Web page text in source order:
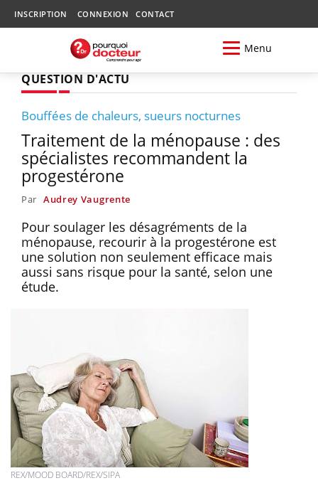
INSCRIPTION CONNEXION CONTACT
Menu
QUESTION D'ACTU
Bouffées de chaleurs, sueurs nocturnes
Traitement de la ménopause : des
spécialistes recommandent la
progestérone
Par Audrey Vaugrente
Pour soulager les désagréments de la
ménopause, recourir à la progestérone est
une solution non seulement efficace mais
aussi sans risque pour la santé, selon une
étude.
REX/MOOD BOARD/REX/SIPA